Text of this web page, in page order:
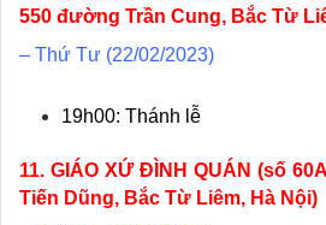
550 đường Trần Cung, Bắc Từ
– Thứ Tư (22/02/2023)
19h00: Thánh lễ
11. GIÁO XỨ ĐÌNH QUÁN (số
Tiến Dũng, Bắc Từ Liêm, Hà Nội)